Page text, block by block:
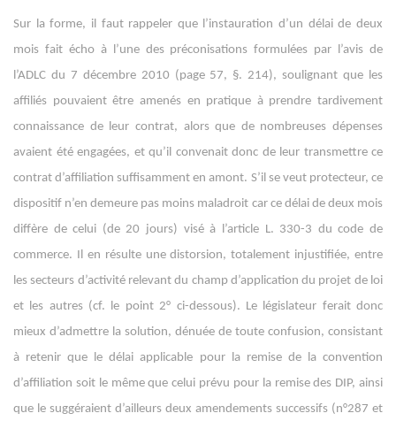
Sur la forme, il faut rappeler que l’instauration d’un délai de deux
mois fait écho à l’une des préconisations formulées par l’avis de
l’ADLC du 7 décembre 2010 (page 57, §. 214), soulignant que les
affiliés pouvaient être amenés en pratique à prendre tardivement
connaissance de leur contrat, alors que de nombreuses dépenses
avaient été engagées, et qu’il convenait donc de leur transmettre ce
contrat d’affiliation suffisamment en amont. S’il se veut protecteur, ce
dispositif n’en demeure pas moins maladroit car ce délai de deux mois
diffère de celui (de 20 jours) visé à l’article L. 330-3 du code de
commerce. Il en résulte une distorsion, totalement injustifiée, entre
les secteurs d’activité relevant du champ d’application du projet de loi
et les autres (cf. le point 2° ci-dessous). Le législateur ferait donc
mieux d’admettre la solution, dénuée de toute confusion, consistant
à retenir que le délai applicable pour la remise de la convention
d’affiliation soit le même que celui prévu pour la remise des DIP, ainsi
que le suggéraient d’ailleurs deux amendements successifs (n°287 et